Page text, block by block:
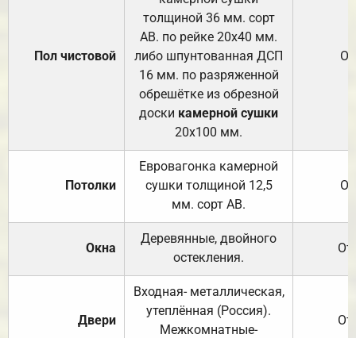
Пол чистовой
толщиной 36 мм. сорт
АВ. по рейке 20х40 мм.
либо шпунтованная ДСП
16 мм. по разряженной
обрешётке из обрезной
доски камерной сушки
20х100 мм.
Потолки
Евровагонка камерной
сушки толщиной 12,5
мм. сорт АВ.
Окна
Деревянные, двойного
остекления.
Двери
Входная- металлическая,
утеплённая (Россия).
Межкомнатные-